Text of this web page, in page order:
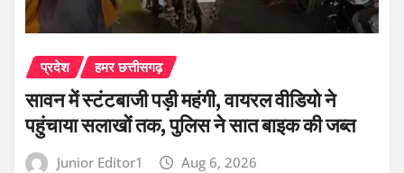
प्रदेश हमर छत्तीसगढ़
सावन में स्टंटबाजी पड़ी महंगी, वायरल वीडियो ने
पहुंचाया सलाखों तक, पुलिस ने सात बाइक की जब्त
Junior Editor1 Aug 6, 2026